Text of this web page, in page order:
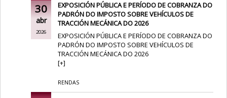
30
abr
2026
EXPOSICIÓN PÚBLICA E PERÍODO DE COBRANZA DO
PADRÓN DO IMPOSTO SOBRE VEHÍCULOS DE
TRACCIÓN MECÁNICA DO 2026
EXPOSICIÓN PÚBLICA E PERÍODO DE COBRANZA DO
PADRÓN DO IMPOSTO SOBRE VEHÍCULOS DE
TRACCIÓN MECÁNICA DO 2026
[+]
RENDAS